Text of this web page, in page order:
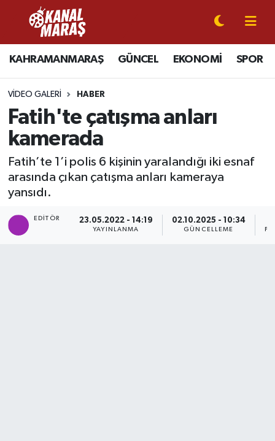
KAHRAMANMARAŞ GÜNCEL EKONOMİ SPOR
VIDEO GALERI HABER
Fatih'te çatışma anları
kamerada
Fatih’te 1’i polis 6 kişinin yaralandığı iki esnaf
arasında çıkan çatışma anları kameraya
yansıdı.
EDITÖR 23.05.2022 - 14:19
YAYINLANMA
02.10.2025 - 10:34
GÜNCELLEME
CANLI YAYIN
KAHRAMANMARAŞ
GÜNCEL
SPOR
SİYASET
Kahramanmaraş Nöbetçi Eczaneler
Kahramanmaraş Hava Durumu
Kahramanmaraş Namaz Vakitleri
Kahramanmaraş Trafik Yoğunluk Haritası
Süper Lig Puan Durumu ve Fikstür
Son Dakika Haberleri